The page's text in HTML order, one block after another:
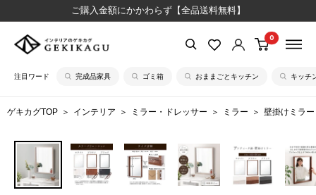
ご購入金額にかかわらず【全品送料無料】
【公
イ
テ
の
ゲ
0
注目ワード 完成品家具 ゴミ箱 おままごとキッチン キッチ
ゲキカグTOP インテリア ミラー・ドレッサー ミラー 壁掛けミラー